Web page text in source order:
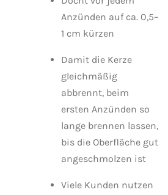
Anzünden auf ca. 0,5–
1 cm kürzen
Damit die Kerze
gleichmäßig
abbrennt, beim
ersten Anzünden so
lange brennen lassen,
bis die Oberfläche gut
angeschmolzen ist
Viele Kunden nutzen